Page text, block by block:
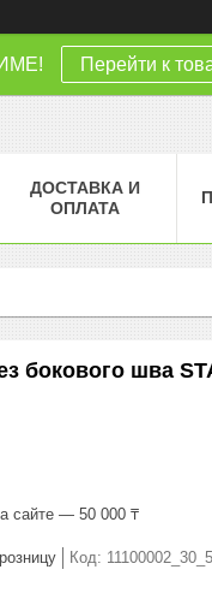
Перейти к
ДОСТАВКА И
ОПЛАТА
бокового шва
сайте — 50 000 ₸
Код: